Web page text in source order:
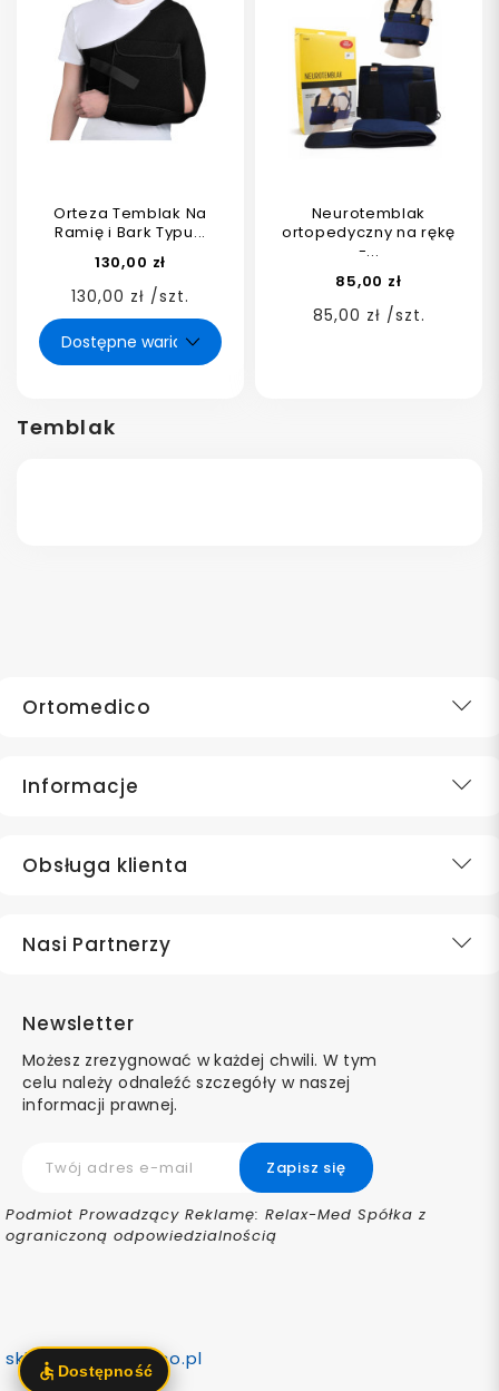
Temblak
Orteza Temblak Na
Ramię i Bark Typu...
130,00 zł
130,00 zł /szt.
Neurotemblak
ortopedyczny na rękę
-...
85,00 zł
85,00 zł /szt.
Ortomedico
Informacje
Obsługa klienta
Nasi Partnerzy
Newsletter
Możesz zrezygnować w każdej chwili. W tym
celu należy odnaleźć szczegóły w naszej
informacji prawnej.
Podmiot Prowadzący Reklamę: Relax-Med Spółka z
ograniczoną odpowiedzialnością
sklep@ortomedico.pl